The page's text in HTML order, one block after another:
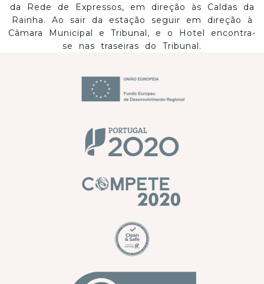
da Rede de Expressos, em direção às Caldas da
Rainha. Ao sair da estação seguir em direção à
Câmara Municipal e Tribunal, e o Hotel encontra-
se nas traseiras do Tribunal.